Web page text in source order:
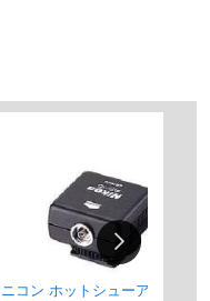
ニコン ホットシューアダプタ